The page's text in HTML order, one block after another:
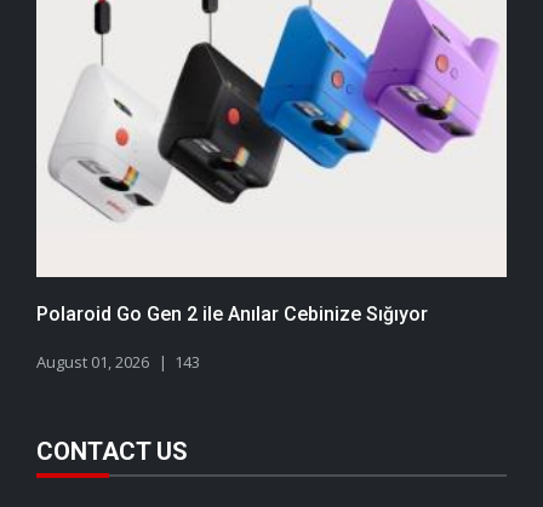
Polaroid Go Gen 2 ile Anılar Cebinize Sığıyor
August 01, 2026 143
CONTACT US